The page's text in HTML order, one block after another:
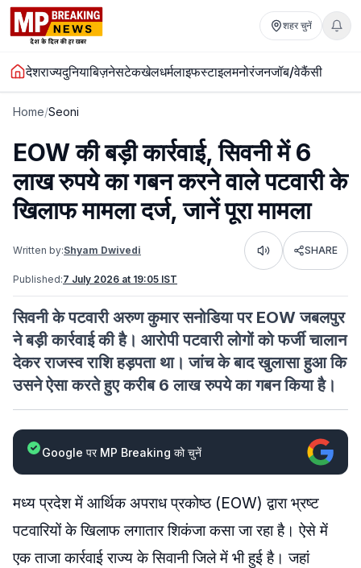
शहर चुनें
देशराज्यदुनियाबिज़नेसटेकखेलधर्मलाइफस्टाइलमनोरंजनजॉब/वेकैंसी
Home/Seoni
EOW की बड़ी कार्रवाई, सिवनी में 6
लाख रुपये का गबन करने वाले पटवारी ​के
खिलाफ मामला दर्ज, जानें पूरा मामला
Written by:Shyam Dwivedi Listen SHARE
Published:7 July 2026 at 19:05 IST
सिवनी के पटवारी अरुण कुमार सनोडिया पर EOW जबलपुर
ने बड़ी कार्रवाई की है। आरोपी पटवारी लोगों को फर्जी चालान
देकर राजस्व राशि हड़पता था। जांच के बाद खुलासा हुआ कि
उसने ऐसा करते हुए करीब 6 लाख रुपये का गबन किया है।
Google पर MP Breaking को चुनें
मध्य प्रदेश में आर्थिक अपराध प्रकोष्ठ (EOW) द्वारा भ्रष्ट
पटवारियों के खिलाफ लगातार शिकंजा कसा जा रहा है। ऐसे में
एक ताजा कार्रवाई राज्य के सिवानी जिले में भी हुई है। जहां